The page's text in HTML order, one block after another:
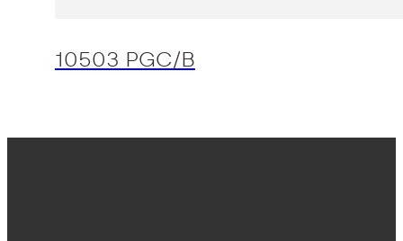
10503 PGC/B